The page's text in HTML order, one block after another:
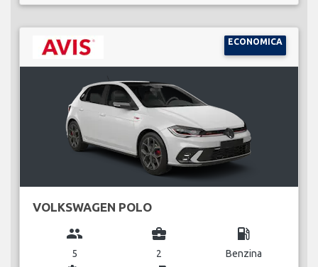
ECONOMICA
VOLKSWAGEN POLO
group
5
business_center
2
local_gas_station
Benzina